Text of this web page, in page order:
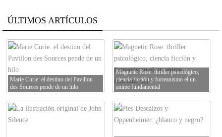
ÚLTIMOS ARTÍCULOS
Marie Curie: el destino del Pavillon
des Sources pende de un hilo
Magnetic Rose: thriller psicológico,
ciencia ficción y forteanismo el un
anime fundamental